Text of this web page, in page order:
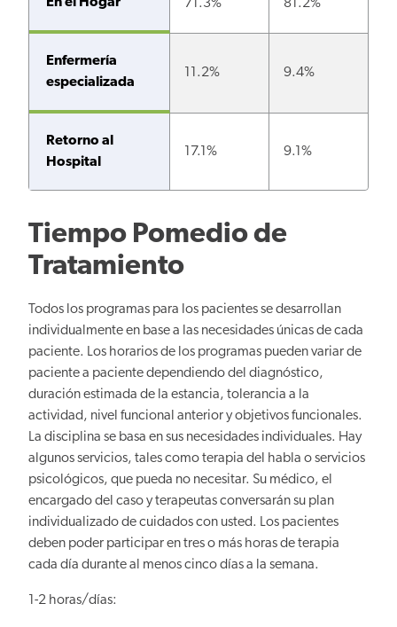
71.3% 81.2%
Enfermería
especializada
11.2% 9.4%
Retorno al
Hospital
17.1% 9.1%
Tiempo Pomedio de
Tratamiento
Todos los programas para los pacientes se desarrollan
individualmente en base a las necesidades únicas de cada
paciente. Los horarios de los programas pueden variar de
paciente a paciente dependiendo del diagnóstico,
duración estimada de la estancia, tolerancia a la
actividad, nivel funcional anterior y objetivos funcionales.
La disciplina se basa en sus necesidades individuales. Hay
algunos servicios, tales como terapia del habla o servicios
psicológicos, que pueda no necesitar. Su médico, el
encargado del caso y terapeutas conversarán su plan
individualizado de cuidados con usted. Los pacientes
deben poder participar en tres o más horas de terapia
cada día durante al menos cinco días a la semana.
1-2 horas/días: